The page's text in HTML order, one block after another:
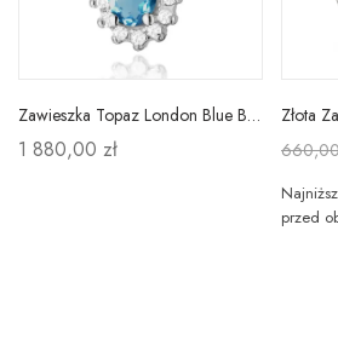
Zawieszka Topaz London Blue Brylanty Białe Złoto
1 880,00 zł
660,00
przed